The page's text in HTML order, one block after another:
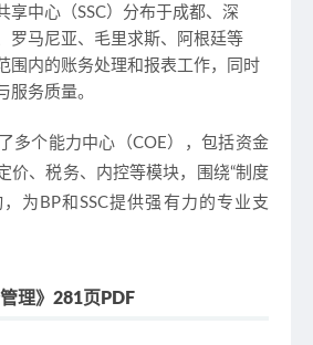
中心（SSC） 分布于成都、深
罗马尼亚、毛里求斯、阿根廷等
围内的账务处理和报表工作，同时
服务质量。
多个能力中心（COE），包括资金
价、税务、内控等模块，围绕“制度
为BP和SSC提供强有力的专业支
理》281页PDF